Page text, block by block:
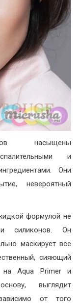
насыщены
и
Они
невероятный
формулой не
силиконов. Он
маскирует все
сияющий
на Aqua Primer и
выглядит
от того